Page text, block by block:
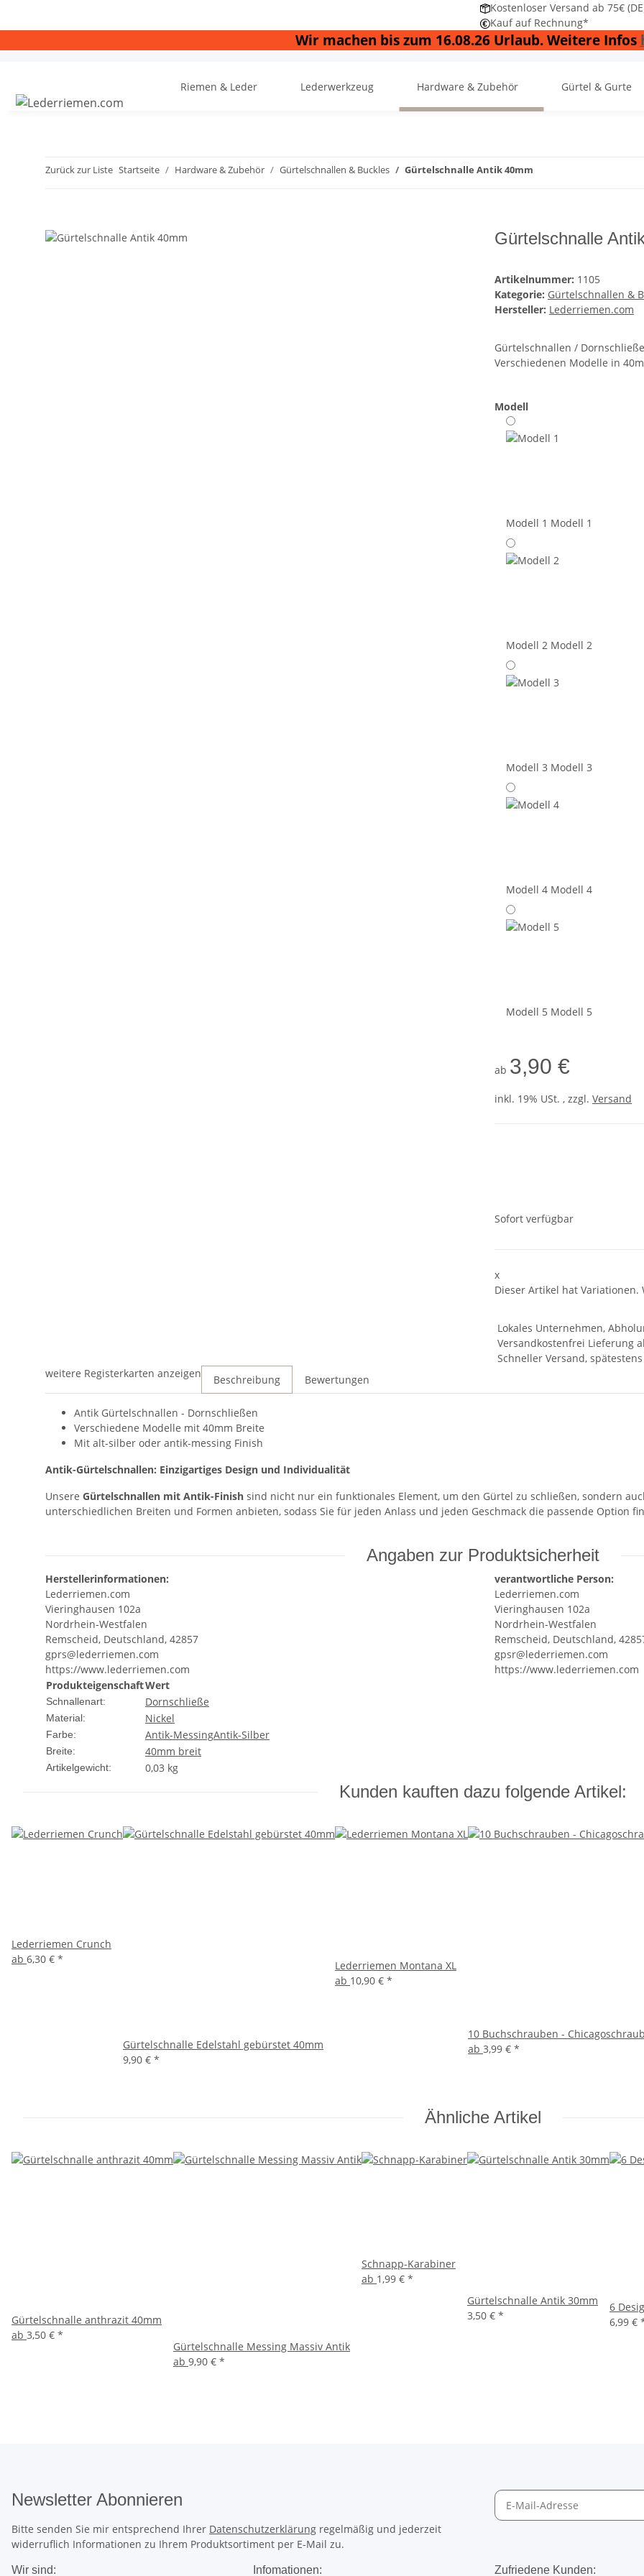
Kostenloser Versand ab 75€
Kauf auf Rechnung*
Wir machen bis zum 16.08.26 Urlaub. Weitere Infos
Riemen & Leder Lederwerkzeug Hardware & Zubehör Gürtel & Gurte
Zurück zur Liste Startseite Hardware & Zubehör Gürtelschnallen & Buckles Gürtelschnalle Antik 40mm
Gürtelschnalle
Artikelnummer: 1105
Kategorie: Gürtelschnallen &
Hersteller: Lederriemen.com
Gürtelschnallen /
Verschiedenen Modelle in
Modell
Modell 1 Modell 1
Modell 2 Modell 2
Modell 3 Modell 3
Modell 4 Modell 4
Modell 5 Modell 5
ab 3,90 €
inkl. 19% USt. , zzgl. Versand
Sofort verfügbar
x
Dieser Artikel hat
Lokales Unternehmen,
Versandkostenfrei Lieferung
Schneller Versand,
weitere Registerkarten anzeigen
Beschreibung Bewertungen
Antik Gürtelschnallen - Dornschließen
Verschiedene Modelle mit 40mm Breite
Mit alt-silber oder antik-messing Finish
Antik-Gürtelschnallen: Einzigartiges Design und Individualität
Unsere Gürtelschnallen mit Antik-Finish sind nicht nur ein funktionales Element, um den Gürtel zu schließen, sondern
unterschiedlichen Breiten und Formen anbieten, sodass Sie für jeden Anlass und jeden Geschmack die passende Option
Angaben zur Produktsicherheit
Herstellerinformationen:
Lederriemen.com
Vieringhausen 102a
Nordrhein-Westfalen
Remscheid, Deutschland, 42857
gprs@lederriemen.com
https://www.lederriemen.com
verantwortliche Person:
Lederriemen.com
Vieringhausen 102a
Nordrhein-Westfalen
Remscheid, Deutschland,
gpsr@lederriemen.com
https://www.lederriemen.com
ProdukteigenschaftWert
Schnallenart: Dornschließe
Material: Nickel
Farbe: Antik-MessingAntik-Silber
Breite: 40mm breit
Artikelgewicht: 0,03 kg
Kunden kauften dazu folgende Artikel:
Lederriemen Crunch
ab 6,30 € *
Gürtelschnalle Edelstahl gebürstet 40mm
9,90 € *
Lederriemen Montana XL
ab 10,90 € *
10 Buchschrauben -
ab 3,99 € *
Ähnliche Artikel
Gürtelschnalle anthrazit 40mm
ab 3,50 € *
Gürtelschnalle Messing Massiv Antik
ab 9,90 € *
Schnapp-Karabiner
ab 1,99 € *
Gürtelschnalle Antik 30mm
3,50 € *
6
6,99 €
Newsletter Abonnieren
Bitte senden Sie mir entsprechend Ihrer Datenschutzerklärung regelmäßig und jederzeit
widerruflich Informationen zu Ihrem Produktsortiment per E-Mail zu.
Wir sind: Infomationen: Zufriedene Kunden: